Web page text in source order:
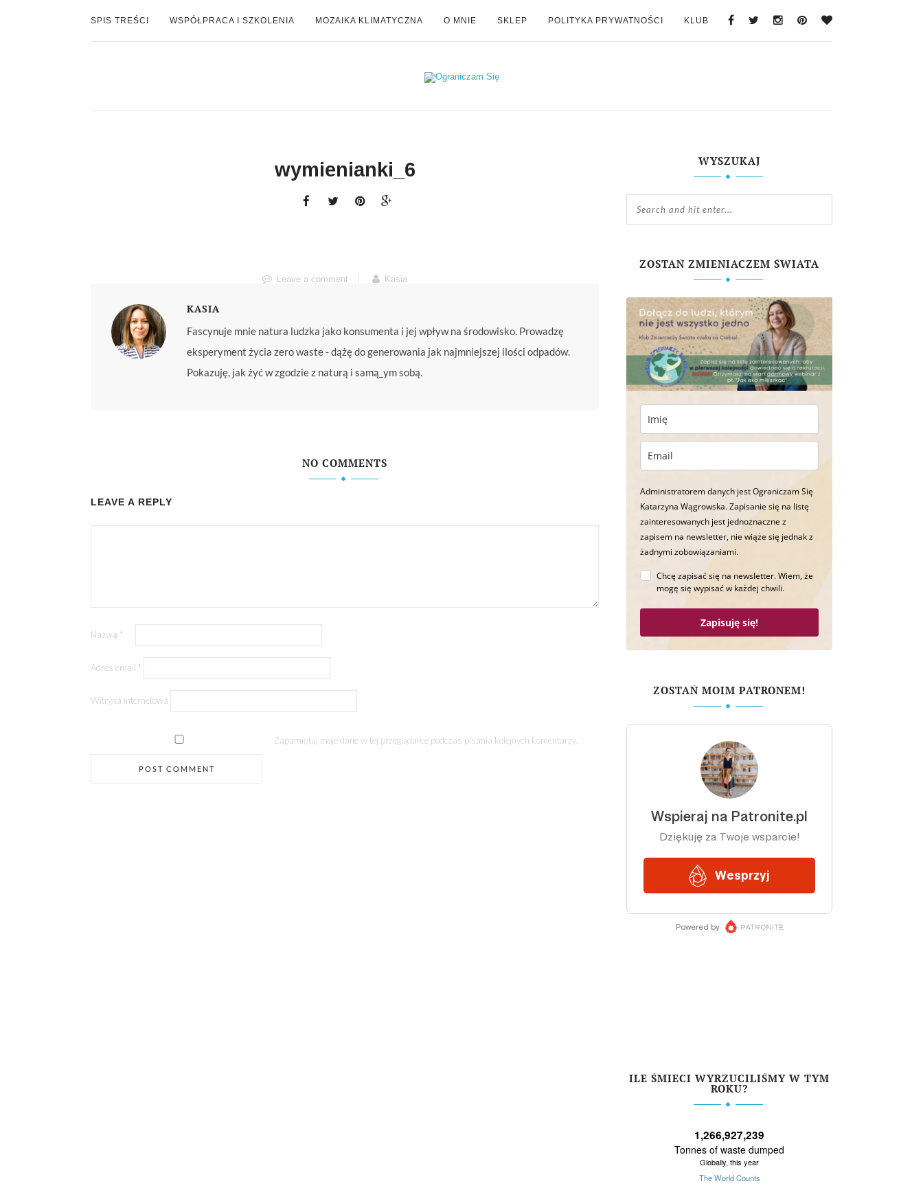
SPIS TREŚCI WSPÓŁPRACA I SZKOLENIA MOZAIKA KLIMATYCZNA O MNIE SKLEP POLITYKA PRYWATNOŚCI KLUB
wymienianki_6
Leave a comment Kasia
KASIA
Fascynuje mnie natura ludzka jako konsumenta i jej wpływ na środowisko. Prowadzę
eksperyment życia zero waste - dążę do generowania jak najmniejszej ilości odpadów.
Pokazuję, jak żyć w zgodzie z naturą i samą_ym sobą.
NO COMMENTS
LEAVE A REPLY
Nazwa *
Adres email *
Witryna internetowa
Zapamiętaj moje dane w tej przeglądarce podczas pisania kolejnych komentarzy.
WYSZUKAJ
ZOSTAŃ ZMIENIACZEM ŚWIATA
Administratorem danych jest Ograniczam Się
Katarzyna Wągrowska. Zapisanie się na listę
zainteresowanych jest jednoznaczne z
zapisem na newsletter, nie wiąże się jednak z
żadnymi zobowiązaniami.
Chcę zapisać się na newsletter. Wiem, że
mogę się wypisać w każdej chwili.
Zapisuję się!
ZOSTAŃ MOIM PATRONEM!
ILE ŚMIECI WYRZUCILIŚMY W TYM
ROKU?